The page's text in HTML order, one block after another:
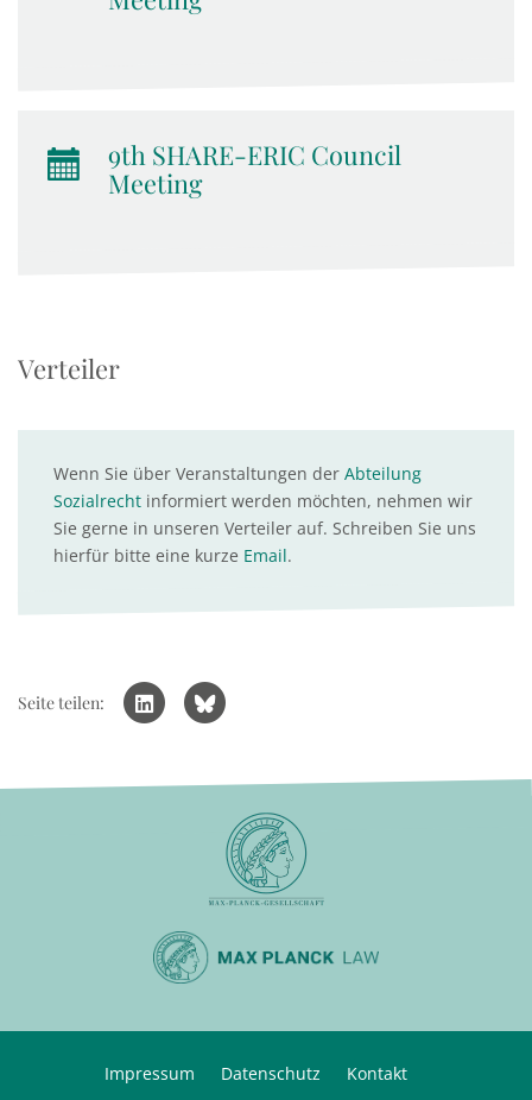
9th SHARE-ERIC Council
Meeting
Verteiler
Wenn Sie über Veranstaltungen der Abteilung
Sozialrecht informiert werden möchten, nehmen wir
Sie gerne in unseren Verteiler auf. Schreiben Sie uns
hierfür bitte eine kurze Email.
Seite teilen:
Impressum Datenschutz Kontakt